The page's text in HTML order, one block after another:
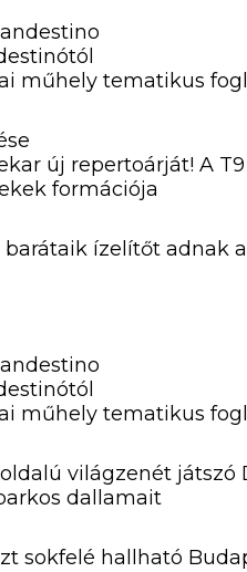
műhely tematikus
új repertoárját! A
formációja
barátaik ízelítőt adnak
műhely tematikus
világzenét játszó
dallamait
sokfelé hallható